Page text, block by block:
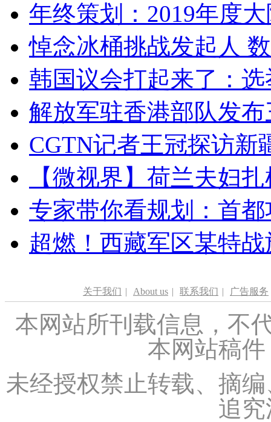
年终策划：2019年度
悼念冰桶挑战发起人
韩国议会打起来了：
解放军驻香港部队发
CGTN记者王冠探访新
【微视界】荷兰夫妇
专家带你看规划：首
超燃！西藏军区某特
关于我们 | About us | 联系我们 | 广告服务
本网站所刊载信息，不
本网站稿
未经授权禁止转载、摘
追